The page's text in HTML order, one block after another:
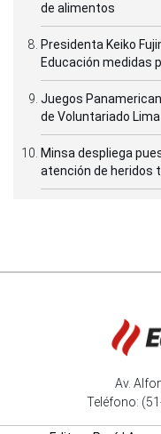
de alimentos
Presidenta Keiko
Educación medidas
Juegos
de Voluntariado
Minsa despliega
atención de heridos
Av.
Teléfono: